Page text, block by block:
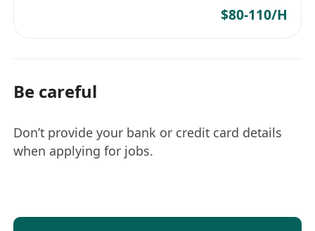
$80-110/H
Be careful
Don’t provide your bank or credit card details
when applying for jobs.